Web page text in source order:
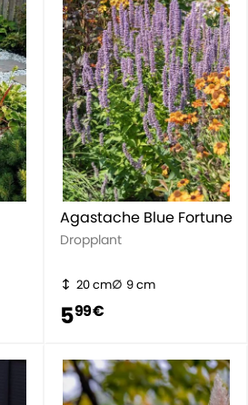
Agastache Blue Fortune
Dropplant
20 cm 9 cm
599 €